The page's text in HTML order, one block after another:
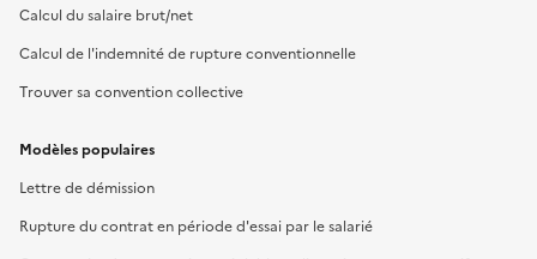
Calcul du salaire brut/net
Calcul de l'indemnité de rupture conventionnelle
Trouver sa convention collective
Modèles populaires
Lettre de démission
Rupture du contrat en période d'essai par le salarié